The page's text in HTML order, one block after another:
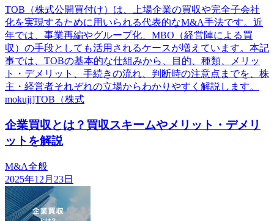
TOB（株式公開買付け）は、上場企業の買収や完全子会社
化を実現するために用いられる代表的なM&A手法です。近
年では、事業再編やグループ化、MBO（経営陣による買
収）の手段としても活用されるケースが増えています。本記
事では、TOBの基本的な仕組みから、目的、種類、メリッ
ト・デメリット、手続きの流れ、判断時の注意点までを、株
主・経営者それぞれの立場からわかりやすく解説します。
mokuji]TOB（株式
企業買収とは？買収スキームやメリット・デメリ
ットを解説
M&A全般
2025年12月23日